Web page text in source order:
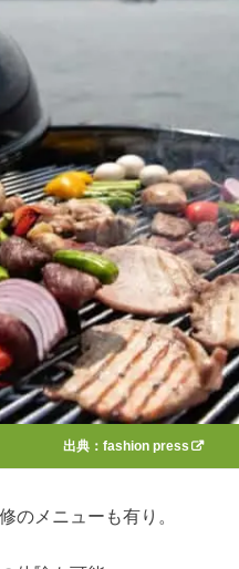
出典：fashion press
のメニューも有り。